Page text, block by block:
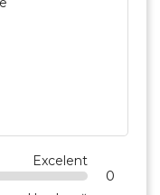
Excelent
0